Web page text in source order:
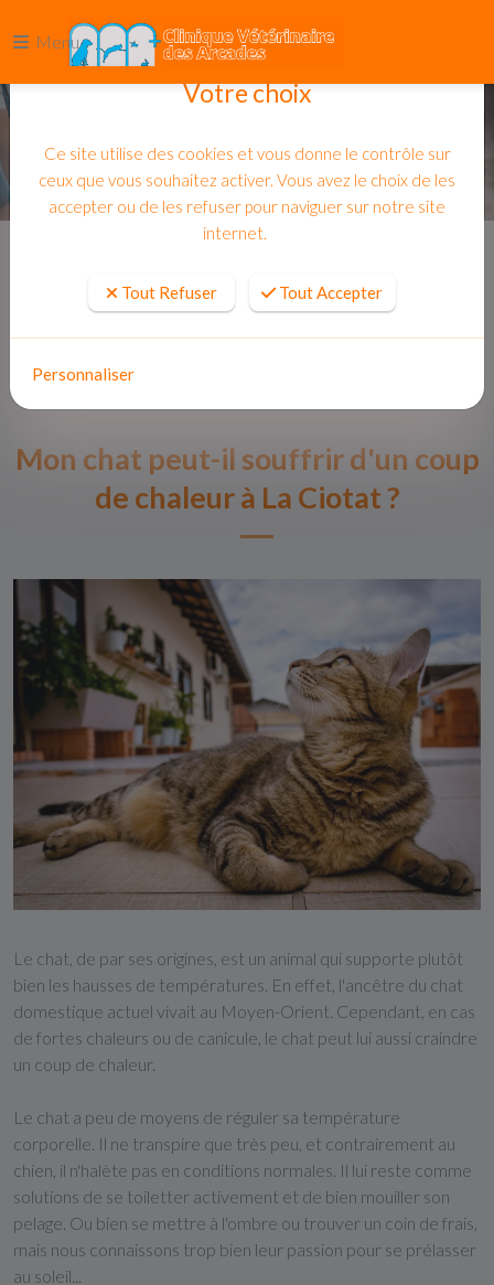
Menu
Mon chat peut-il souffrir d'un coup
de chaleur à La Ciotat ?
Le chat, de par ses origines, est un animal qui supporte plutôt
bien les hausses de températures. En effet, l'ancêtre du chat
domestique actuel vivait au Moyen-Orient. Cependant, en cas
de fortes chaleurs ou de canicule, le chat peut lui aussi craindre
un coup de chaleur.
Le chat a peu de moyens de réguler sa température
corporelle. Il ne transpire que très peu, et contrairement au
chien, il n'halète pas en conditions normales. Il lui reste comme
solutions de se toiletter activement et de bien mouiller son
pelage. Ou bien se mettre à l'ombre ou trouver un coin de frais,
mais nous connaissons trop bien leur passion pour se prélasser
au soleil...
Votre choix
Ce site utilise des cookies et vous donne le contrôle sur
ceux que vous souhaitez activer. Vous avez le choix de les
accepter ou de les refuser pour naviguer sur notre site
internet.
Tout Refuser Tout Accepter
Personnaliser